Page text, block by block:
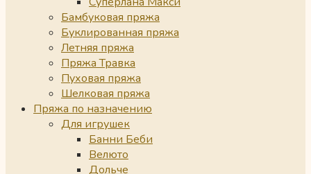
Бамбуковая пряжа
Буклированная пряжа
Летняя пряжа
Пряжа Травка
Пуховая пряжа
Шелковая пряжа
Пряжа по назначению
Для игрушек
Банни Беби
Велюто
Дольче